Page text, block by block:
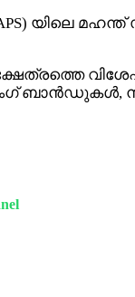
മഹന്ത്
ബാൻഡുകൾ,